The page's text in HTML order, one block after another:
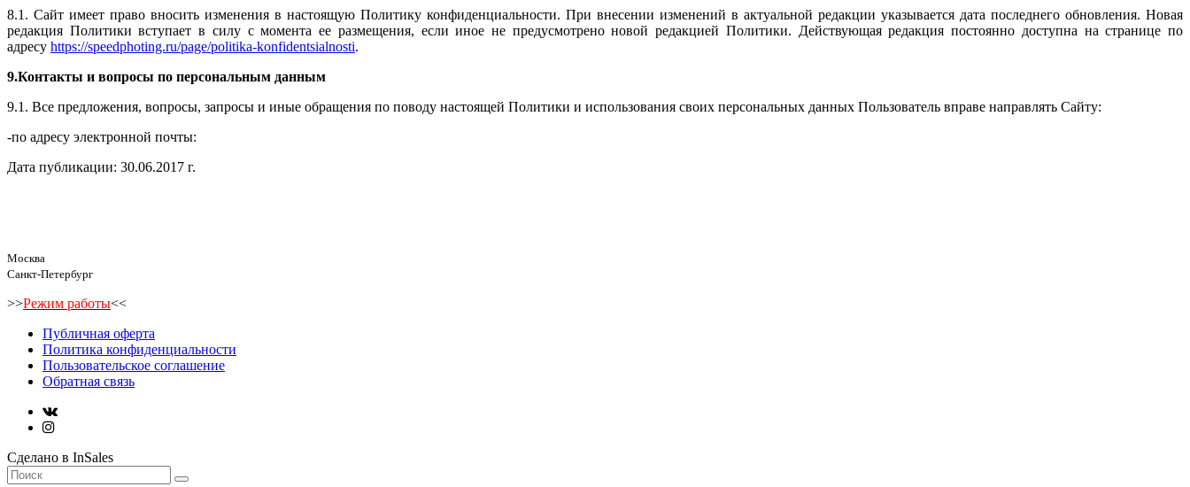
8.1. Сайт имеет право вносить изменения в настоящую Политику конфиденциальности. При внесении изменений в актуальной редакции указывается дата последнего обновления. Новая
редакция Политики вступает в силу с момента ее размещения, если иное не предусмотрено новой редакцией Политики. Действующая редакция постоянно доступна на странице по
адресу https://speedphoting.ru/page/politika-konfidentsialnosti.
9.Контакты и вопросы по персональным данным
9.1. Все предложения, вопросы, запросы и иные обращения по поводу настоящей Политики и использования своих персональных данных Пользователь вправе направлять Сайту:
-по адресу электронной почты:
Дата публикации: 30.06.2017 г.
Москва
Санкт-Петербург
>>Режим работы<<
Публичная оферта
Политика конфиденциальности
Пользовательское соглашение
Обратная связь
Сделано в InSales